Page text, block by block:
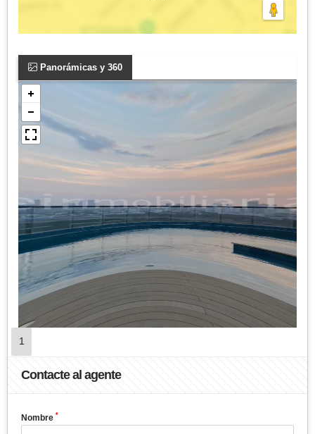
Panorámicas y 360
1
Contacte al agente
Nombre *